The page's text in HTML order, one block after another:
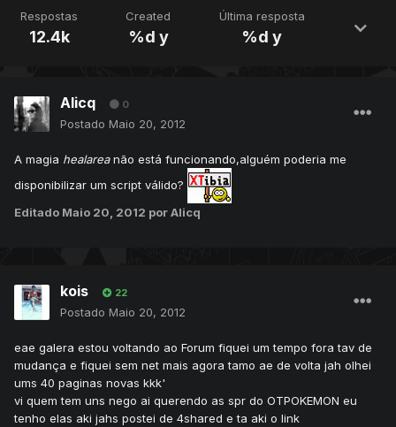
Respostas
12.4k
Created
%d y
Última resposta
%d y
Alicq 0
Postado Maio 20, 2012
A magia healareanão está funcionando,alguém poderia me
disponibilizar um script válido?
Editado Maio 20, 2012 por Alicq
kois 22
Postado Maio 20, 2012
eae galera estou voltando ao Forum fiquei um tempo fora tav de
mudança e fiquei sem net mais agora tamo ae de volta jah olhei
ums 40 paginas novas kkk'
vi quem tem uns nego ai querendo as spr do OTPOKEMON eu
tenho elas aki jahs postei de 4shared e ta aki o link